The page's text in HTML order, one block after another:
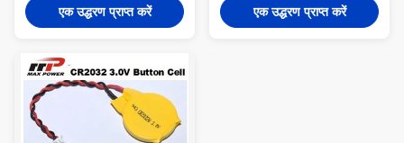
एक उद्धरण प्राप्त करें एक उद्धरण प्राप्त करें